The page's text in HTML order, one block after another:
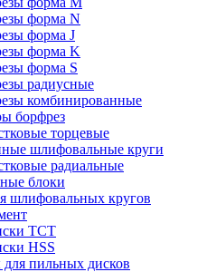
форма N
форма J
форма K
форма S
радиусные
комбинированные
борфрез
торцевые
шлифовальные круги
радиальные
блоки
шлифовальных кругов
ТСТ
HSS
для пильных дисков